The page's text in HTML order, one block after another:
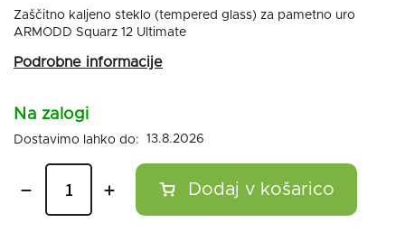
Zaščitno kaljeno steklo (tempered glass) za pametno uro
ARMODD Squarz 12 Ultimate
Na zalogi
13.8.2026